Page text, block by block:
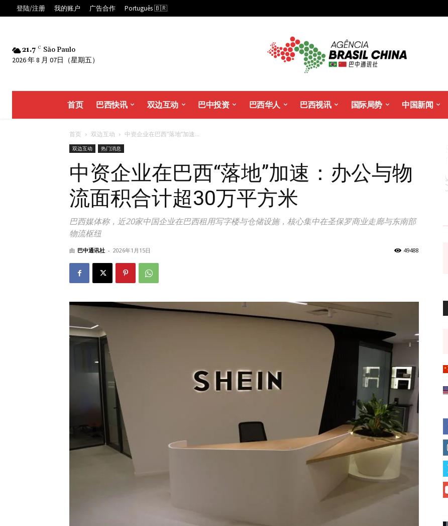
登陆/注册 我的账户 广告合作 Português 🇧🇷
21.7 C São Paulo
2026 年 8 月 07日（星期五）
首页 巴西快讯 双边互动 巴中投资 巴西华人 巴西视讯 国际局势 中国新闻
首页 双边互动 中资企业在巴西“落地”加速...
双边互动 热门消息
中资企业在巴西“落地”加速：办公与物
流面积合计超30万平方米
巴西媒体称，近20家中国企业在巴西租用写字楼与仓储设施，核心集中在圣保罗商业走廊与东南部
物流枢纽
由 巴中通讯社 - 2026年1月15日 49488